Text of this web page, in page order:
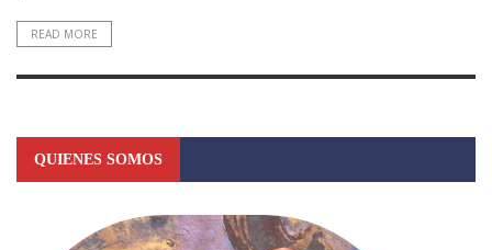
READ MORE
QUIENES SOMOS